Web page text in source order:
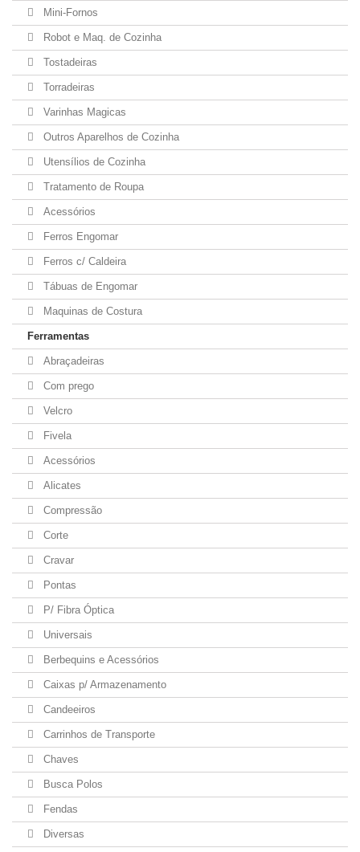
Mini-Fornos
Robot e Maq. de Cozinha
Tostadeiras
Torradeiras
Varinhas Magicas
Outros Aparelhos de Cozinha
Utensílios de Cozinha
Tratamento de Roupa
Acessórios
Ferros Engomar
Ferros c/ Caldeira
Tábuas de Engomar
Maquinas de Costura
Ferramentas
Abraçadeiras
Com prego
Velcro
Fivela
Acessórios
Alicates
Compressão
Corte
Cravar
Pontas
P/ Fibra Óptica
Universais
Berbequins e Acessórios
Caixas p/ Armazenamento
Candeeiros
Carrinhos de Transporte
Chaves
Busca Polos
Fendas
Diversas